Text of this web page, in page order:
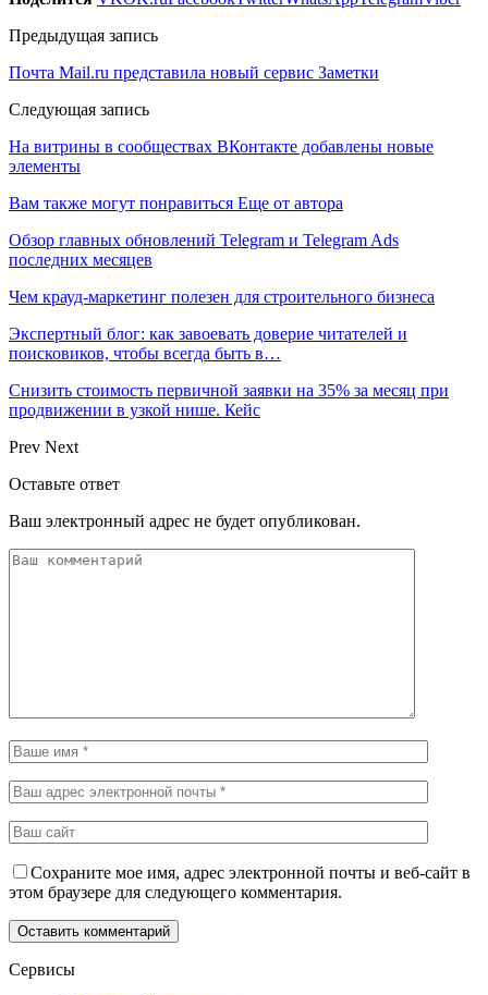
Предыдущая запись
Почта Mail.ru представила новый сервис Заметки
Следующая запись
На витрины в сообществах ВКонтакте добавлены новые
элементы
Вам также могут понравиться Еще от автора
Обзор главных обновлений Telegram и Telegram Ads
последних месяцев
Чем крауд-маркетинг полезен для строительного бизнеса
Экспертный блог: как завоевать доверие читателей и
поисковиков, чтобы всегда быть в…
Снизить стоимость первичной заявки на 35% за месяц при
продвижении в узкой нише. Кейс
Prev Next
Оставьте ответ
Ваш электронный адрес не будет опубликован.
Сохраните мое имя, адрес электронной почты и веб-сайт в
этом браузере для следующего комментария.
Сервисы